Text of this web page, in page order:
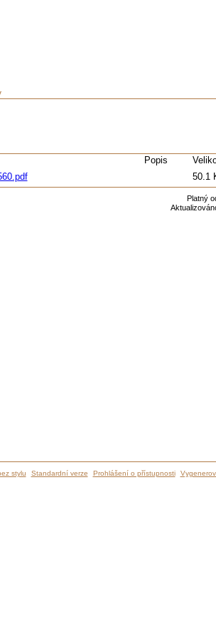
Popis
50.1
Platný
stylu Standardní verze Prohlášení o přístupnosti